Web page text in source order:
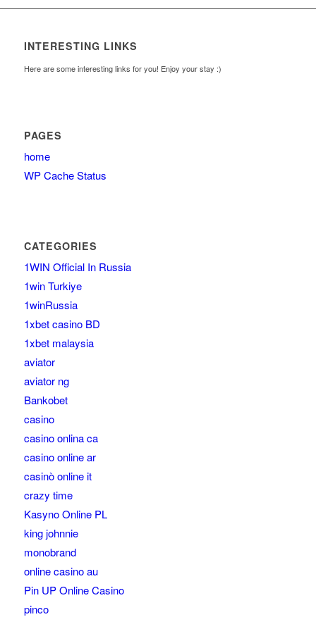
INTERESTING LINKS
Here are some interesting links for you! Enjoy your stay :)
PAGES
home
WP Cache Status
CATEGORIES
1WIN Official In Russia
1win Turkiye
1winRussia
1xbet casino BD
1xbet malaysia
aviator
aviator ng
Bankobet
casino
casino onlina ca
casino online ar
casinò online it
crazy time
Kasyno Online PL
king johnnie
monobrand
online casino au
Pin UP Online Casino
pinco